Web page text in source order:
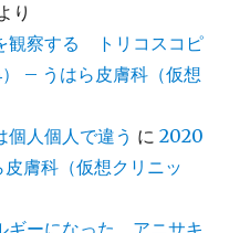
り
観察する トリコスコピ
– うはら皮膚科（仮想
人個人で違う に2020
膚科（仮想クリニッ